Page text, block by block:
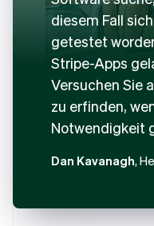
diesem Fall
getestet
Stripe-Apps
Versuchen Sie
zu erfinden,
Notwendigkeit
Dan Kavanagh,